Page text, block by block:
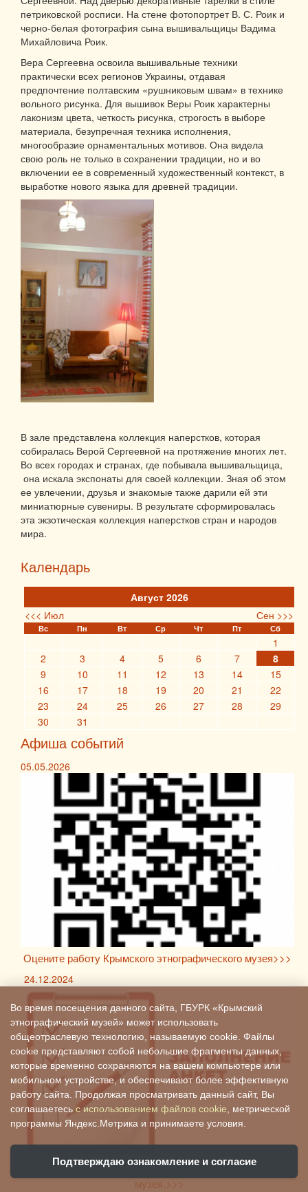
петриковской росписи. На стене фотопортрет В. С. Роик и
черно-белая фотография сына вышивальщицы Вадима
Михайловича Роик.
Вера Сергеевна освоила вышивальные техники
практически всех регионов Украины, отдавая
предпочтение полтавским «рушниковым швам» в технике
вольного рисунка. Для вышивок Веры Роик характерны
лаконизм цвета, четкость рисунка, строгость в выборе
материала, безупречная техника исполнения,
многообразие орнаментальных мотивов. Она видела
свою роль не только в сохранении традиции, но и во
включении ее в современный художественный контекст, в
выработке нового языка для древней традиции.
В зале представлена коллекция наперстков, которая
собиралась Верой Сергеевной на протяжение многих лет.
Во всех городах и странах, где побывала вышивальщица,
она искала экспонаты для своей коллекции. Зная об этом
ее увлечении, друзья и знакомые также дарили ей эти
миниатюрные сувениры. В результате сформировалась
эта экзотическая коллекция наперстков стран и народов
мира.
Календарь
Август 2026
<<< Июл
Сен >>>
Вс Пн Вт Ср Чт Пт Сб
1
2
3 4 5 6 7
8
9
10 11 12 13 14
15
16
17 18 19 20 21
22
23
24 25 26 27 28
29
30
31
Афиша событий
05.05.2026
Оцените работу Крымского этнографического музея>>>
24.12.2024
Оцените работу Крымского этнографического
музея.>>>
Во время посещения данного сайта, ГБУРК «Крымский
этнографический музей» может использовать
общеотраслевую технологию, называемую cookie. Файлы
cookie представляют собой небольшие фрагменты данных,
которые временно сохраняются на вашем компьютере или
мобильном устройстве, и обеспечивают более эффективную
работу сайта. Продолжая просматривать данный сайт, Вы
соглашаетесь с использованием файлов cookie , метрической
программы Яндекс.Метрика и принимаете условия.
Подтверждаю ознакомление и согласие